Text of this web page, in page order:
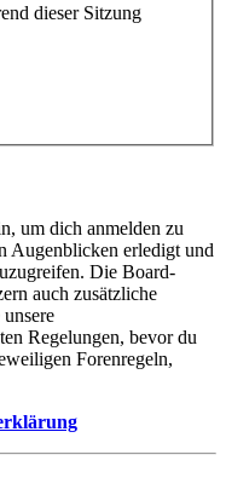
dieser Sitzung
um dich anmelden zu
Augenblicken erledigt und
Die Board-
auch zusätzliche
Regelungen, bevor du
Forenregeln,